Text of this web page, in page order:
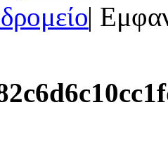
|